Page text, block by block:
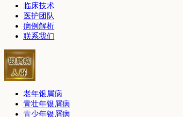
临床技术
医护团队
病例解析
联系我们
老年银屑病
青壮年银屑病
青少年银屑病